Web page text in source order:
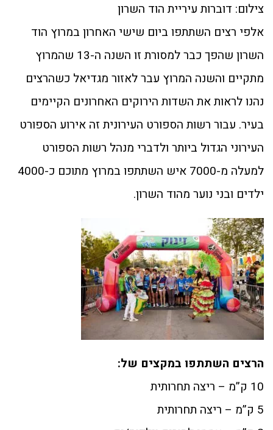
צילום: דוברות עיריית הוד השרון
אלפי רצים השתתפו ביום שישי האחרון במרוץ הוד
השרון שהפך כבר למסורת זו השנה ה-13 שהמרוץ
מתקיים והשנה המרוץ עבר לאזור מגדיאל כשהרצים
נהנו לראות את השדות הירוקים האחרונים הקיימים
בעיר. עבור רשות הספורט העירונית זה אירוע הספורט
העירוני הגדול ביותר ולדברי מנהל רשות הספורט
למעלה מ-7000 איש השתתפו במרוץ מתוכם כ-4000
ילדים ובני נוער מהוד השרון.
הרצים השתתפו במקצים של:
10 ק”מ – ריצה תחרותית
5 ק”מ – ריצה תחרותית